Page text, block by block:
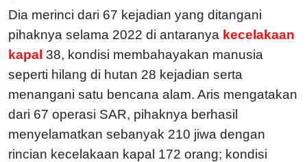
Dia merinci dari 67 kejadian yang ditangani
pihaknya selama 2022 di antaranya kecelakaan
kapal 38, kondisi membahayakan manusia
seperti hilang di hutan 28 kejadian serta
menangani satu bencana alam. Aris mengatakan
dari 67 operasi SAR, pihaknya berhasil
menyelamatkan sebanyak 210 jiwa dengan
rincian kecelakaan kapal 172 orang; kondisi